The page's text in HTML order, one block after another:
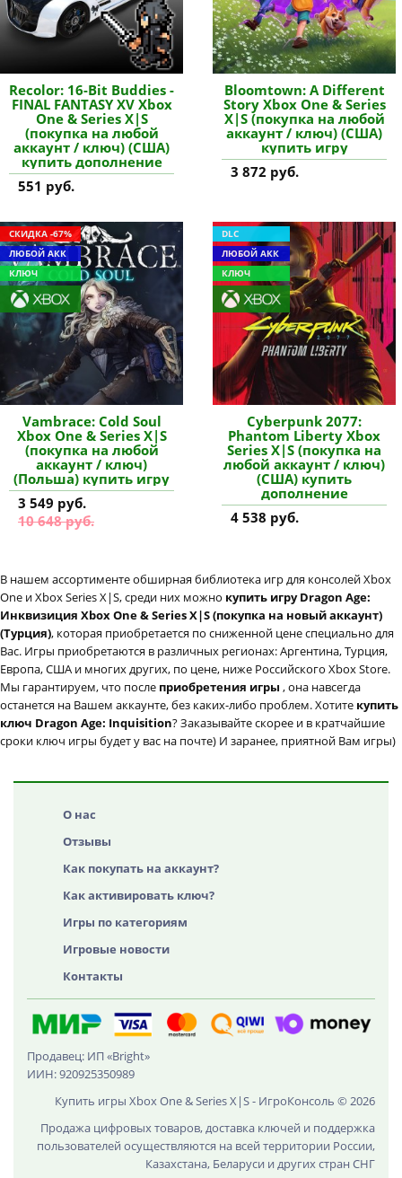
Recolor: 16-Bit Buddies -
FINAL FANTASY XV Xbox
One & Series X|S
(покупка на любой
аккаунт / ключ) (США)
купить дополнение
551 руб.
Bloomtown: A Different
Story Xbox One & Series
X|S (покупка на любой
аккаунт / ключ) (США)
купить игру
3 872 руб.
СКИДКА -67%
ЛЮБОЙ АКК
КЛЮЧ
Vambrace: Cold Soul
Xbox One & Series X|S
(покупка на любой
аккаунт / ключ)
(Польша) купить игру
3 549 руб.
10 648 руб.
DLC
ЛЮБОЙ АКК
КЛЮЧ
Cyberpunk 2077:
Phantom Liberty Xbox
Series X|S (покупка на
любой аккаунт / ключ)
(США) купить
дополнение
4 538 руб.
В нашем ассортименте обширная библиотека игр для консолей Xbox
One и Xbox Series X|S, среди них можно купить игру Dragon Age:
Инквизиция Xbox One & Series X|S (покупка на новый аккаунт)
(Турция), которая приобретается по сниженной цене специально для
Вас. Игры приобретаются в различных регионах: Аргентина, Турция,
Европа, США и многих других, по цене, ниже Российского Xbox Store.
Мы гарантируем, что после приобретения игры , она навсегда
останется на Вашем аккаунте, без каких-либо проблем. Хотите купить
ключ Dragon Age: Inquisition? Заказывайте скорее и в кратчайшие
сроки ключ игры будет у вас на почте) И заранее, приятной Вам игры)
О нас
Отзывы
Как покупать на аккаунт?
Как активировать ключ?
Игры по категориям
Игровые новости
Контакты
Продавец: ИП «Bright»
ИИН: 920925350989
Купить игры Xbox One & Series X|S - ИгроКонсоль © 2026
Продажа цифровых товаров, доставка ключей и поддержка
пользователей осуществляются на всей территории России,
Казахстана, Беларуси и других стран СНГ